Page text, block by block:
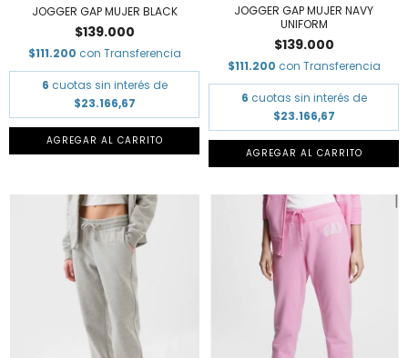
JOGGER GAP MUJER BLACK
$139.000
$111.200 con Transferencia
6 cuotas sin interés de
$23.166,67
AGREGAR AL CARRITO
JOGGER GAP MUJER NAVY
UNIFORM
$139.000
$111.200 con Transferencia
6 cuotas sin interés de
$23.166,67
AGREGAR AL CARRITO